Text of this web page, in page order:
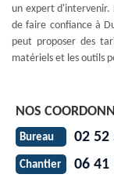
un expert d'intervenir.
de faire confiance à
peut proposer des
matériels et les outils
NOS
Bureau 02 52
Chantier 06 41